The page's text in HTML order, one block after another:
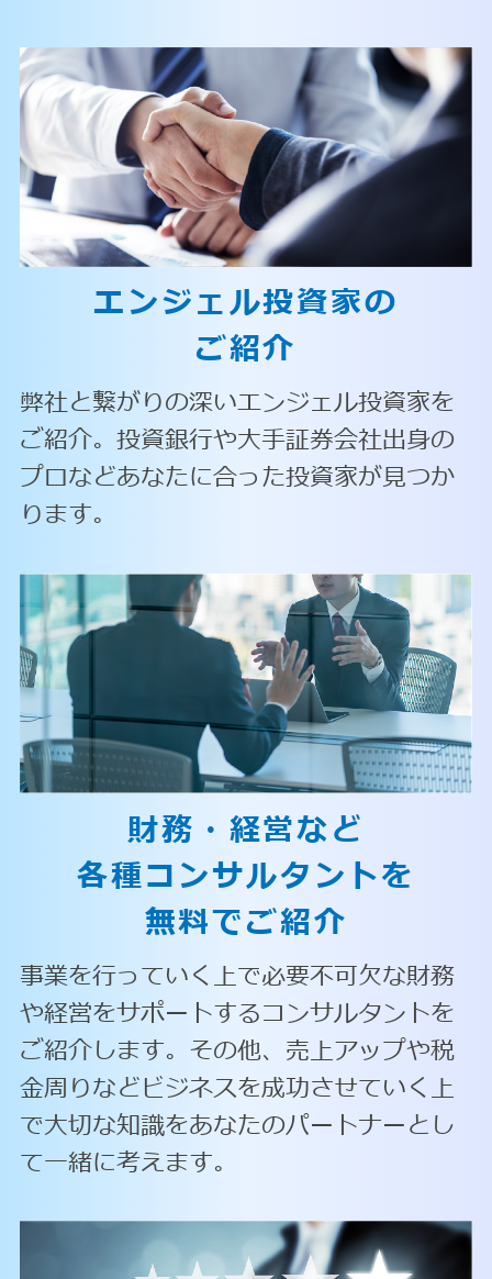
エンジェル投資家の
ご紹介
弊社と繋がりの深いエンジェル投資家を
ご紹介。投資銀行や大手証券会社出身の
プロなどあなたに合った投資家が見つか
ります。
財務・経営など
各種コンサルタントを
無料でご紹介
事業を行っていく上で必要不可欠な財務
や経営をサポートするコンサルタントを
ご紹介します。その他、売上アップや税
金周りなどビジネスを成功させていく上
で大切な知識をあなたのパートナーとし
て一緒に考えます。